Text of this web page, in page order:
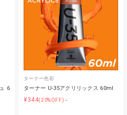
6
ターナー色彩
ターナー U-35アクリリックス 60ml
¥344(20%OFF)～